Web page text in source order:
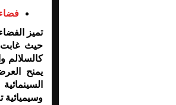
تميز
حيث غابت
كالسلالم
يمنح